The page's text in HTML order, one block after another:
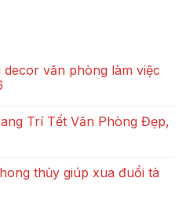
văn phòng làm việc
Trí Tết Văn Phòng Đẹp,
thủy giúp xua đuổi tà